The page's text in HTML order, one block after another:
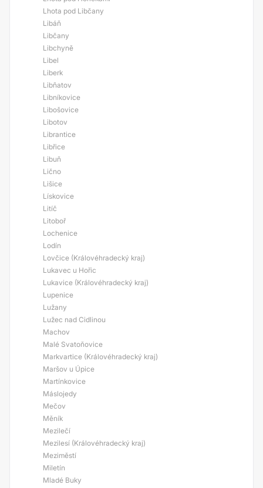
Lhota pod Libčany
Libáň
Libčany
Libchyně
Libel
Liberk
Libňatov
Libníkovice
Libošovice
Libotov
Librantice
Libřice
Libuň
Lično
Lišice
Lískovice
Litíč
Litoboř
Lochenice
Lodín
Lovčice (Královéhradecký kraj)
Lukavec u Hořic
Lukavice (Královéhradecký kraj)
Lupenice
Lužany
Lužec nad Cidlinou
Machov
Malé Svatoňovice
Markvartice (Královéhradecký kraj)
Maršov u Úpice
Martínkovice
Máslojedy
Mečov
Měník
Mezilečí
Mezilesí (Královéhradecký kraj)
Meziměstí
Miletín
Mladé Buky